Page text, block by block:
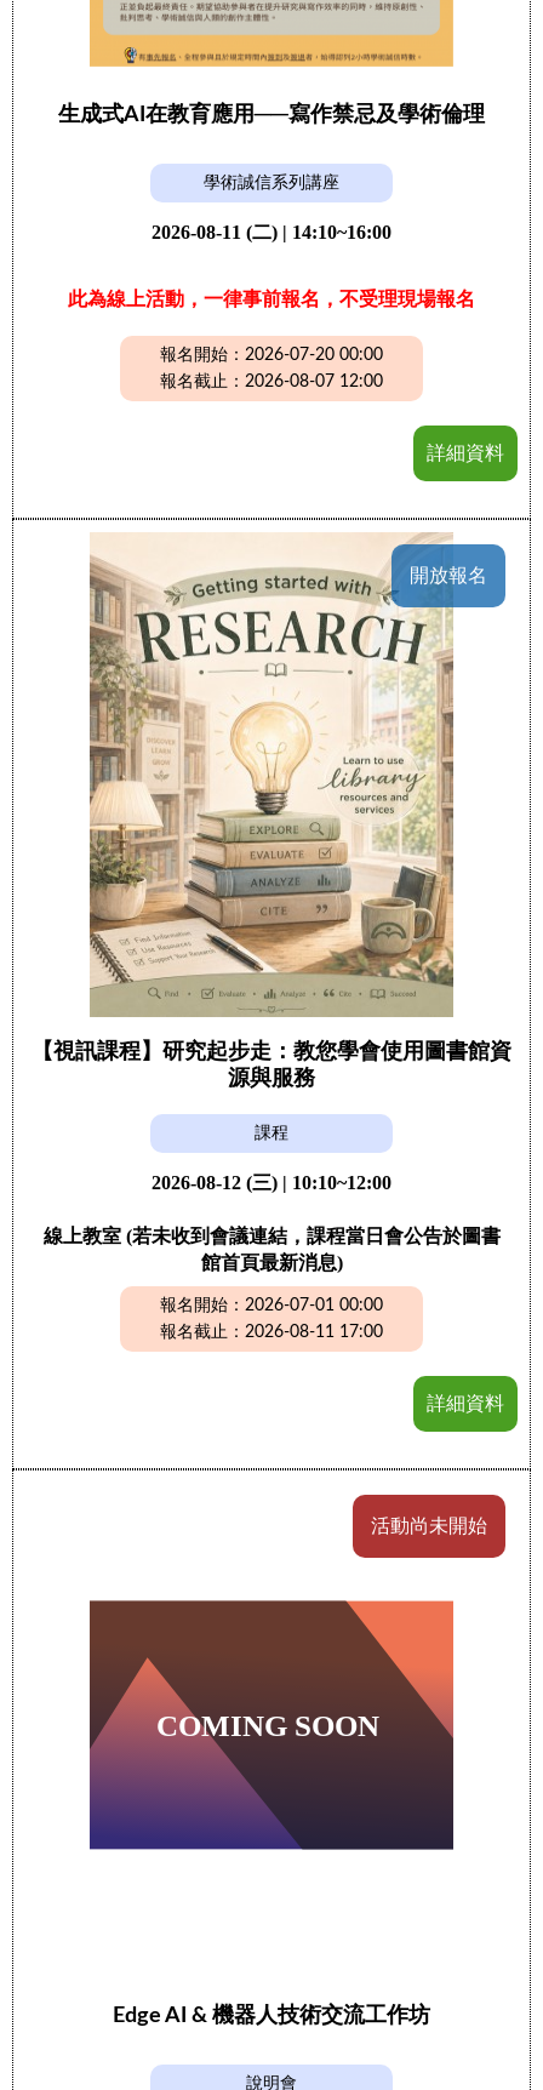
生成式AI在教育應用──寫作禁忌及學術倫理
學術誠信系列講座
2026-08-11 (二) | 14:10~16:00
此為線上活動，一律事前報名，不受理現場報名
報名開始：2026-07-20 00:00
報名截止：2026-08-07 12:00
詳細資料
開放報名
【視訊課程】研究起步走：教您學會使用圖書館資
源與服務
課程
2026-08-12 (三) | 10:10~12:00
線上教室 (若未收到會議連結，課程當日會公告於圖書
館首頁最新消息)
報名開始：2026-07-01 00:00
報名截止：2026-08-11 17:00
詳細資料
活動尚未開始
Edge AI & 機器人技術交流工作坊
說明會